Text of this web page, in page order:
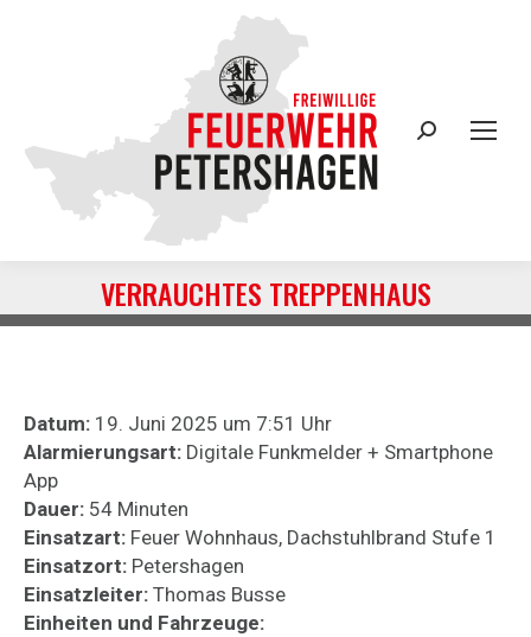
Search:
VERRAUCHTES TREPPENHAUS
Sie befinden sich hier:
Datum: 19. Juni 2025 um 7:51 Uhr
Alarmierungsart: Digitale Funkmelder + Smartphone
App
Dauer: 54 Minuten
Einsatzart: Feuer Wohnhaus, Dachstuhlbrand Stufe 1
Einsatzort: Petershagen
Einsatzleiter: Thomas Busse
Einheiten und Fahrzeuge: